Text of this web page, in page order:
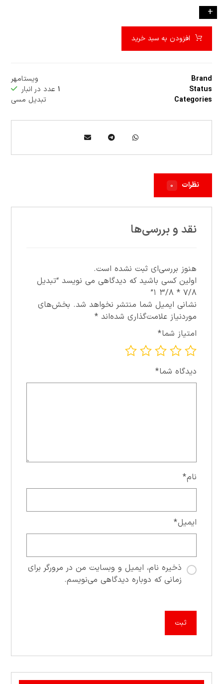
+
افزودن به سبد خرید
Brand
ویستامهر
Status
۱ عدد در انبار
Categories
تبدیل مسی
نظرات ۰
نقد و بررسی‌ها
هنوز بررسی‌ای ثبت نشده است.
اولین کسی باشید که دیدگاهی می نویسد “تبديل
۷/۸ * ۳/۸ ۱”
نشانی ایمیل شما منتشر نخواهد شد. بخش‌های
موردنیاز علامت‌گذاری شده‌اند*
امتیاز شما*
دیدگاه شما*
نام*
ایمیل*
ذخیره نام، ایمیل و وبسایت من در مرورگر برای
زمانی که دوباره دیدگاهی می‌نویسم.